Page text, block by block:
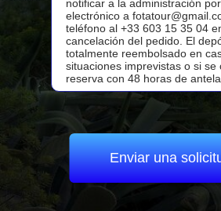
notificar a la administración
electrónico a
teléfono al +33 603 15 35 04
cancelación del pedido. El
totalmente reembolsado en
situaciones imprevistas o si se
reserva con 48 horas de
Enviar una